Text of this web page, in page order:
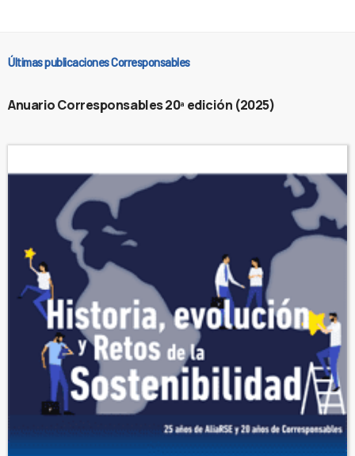
Últimas publicaciones Corresponsables
Anuario Corresponsables 20ª edición (2025)